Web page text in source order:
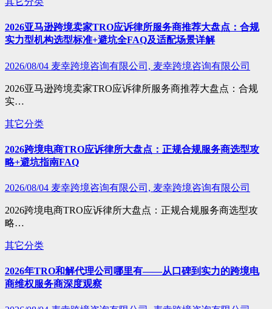
2026亚马逊跨境卖家TRO应诉律所服务商推荐大盘点：合规
实力型机构选型标准+避坑全FAQ及适配场景详解
2026/08/04 麦幸跨境咨询有限公司, 麦幸跨境咨询有限公司
2026亚马逊跨境卖家TRO应诉律所服务商推荐大盘点：合规
实…
其它分类
2026跨境电商TRO应诉律所大盘点：正规合规服务商选型攻
略+避坑指南FAQ
2026/08/04 麦幸跨境咨询有限公司, 麦幸跨境咨询有限公司
2026跨境电商TRO应诉律所大盘点：正规合规服务商选型攻
略…
其它分类
2026年TRO和解代理公司哪里有——从口碑到实力的跨境电
商维权服务商深度观察